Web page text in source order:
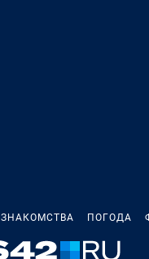
ЗНАКОМСТВА ПОГОДА